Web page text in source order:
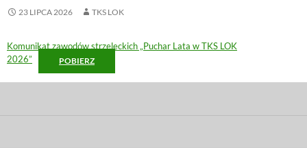
23 LIPCA 2026 TKS LOK
Komunikat zawodów strzeleckich „Puchar Lata w TKS LOK
2026”
POBIERZ